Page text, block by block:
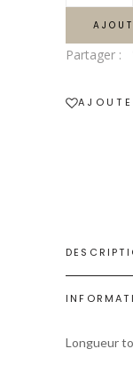
quantity
Partager :
Longueur